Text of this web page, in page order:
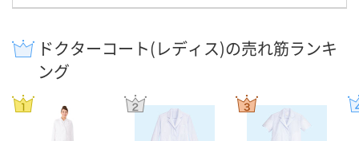
ドクターコート(レディス)の売れ筋ランキ
ング